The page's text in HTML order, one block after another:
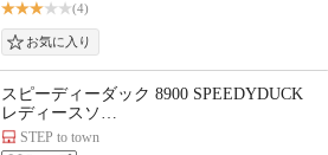
(4)
スピーディーダック 8900 SPEEDYDUCK
レディースソ…
STEP to town